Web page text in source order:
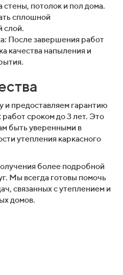
стены, потолок и пол дома.
сплошной
слой.
После завершения работ
качества напыления и
предоставляем гарантию
сроком до 3 лет. Это
быть уверенными в
утепления каркасного
более подробной
Мы всегда готовы помочь
связанных с утеплением и
домов.